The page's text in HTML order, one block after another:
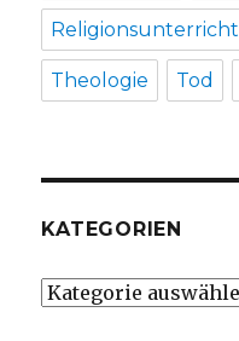
Religionsunterricht
Theologie Tod
KATEGORIEN
Kategorien